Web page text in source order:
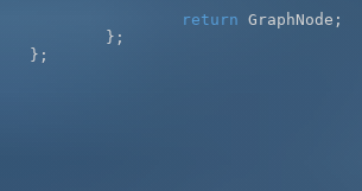
return GraphNode ;
} ;
} ;